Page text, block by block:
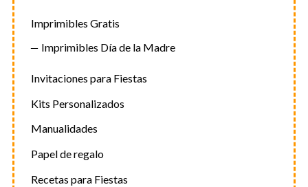
Imprimibles Gratis
Imprimibles Día de la Madre
Invitaciones para Fiestas
Kits Personalizados
Manualidades
Papel de regalo
Recetas para Fiestas